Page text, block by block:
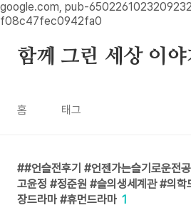
google.com, pub-
f08c47fec0942fa0
본문 바로가기
함께 그린 세상 이야
홈 태그
#언슬전후기 #언젠가는슬기로운전
고윤정 #정준원 #슬의생세계관 #의
장드라마 #휴먼드라마 1